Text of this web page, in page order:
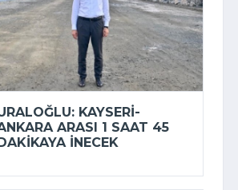
KAYSERI-
ARASI 1 SAAT 45
INECEK